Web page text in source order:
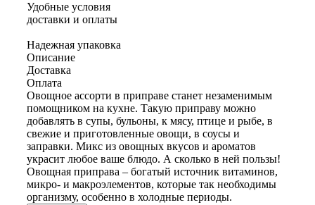
Удобные условия
доставки и оплаты
Надежная упаковка
Описание
Доставка
Оплата
Овощное ассорти в приправе станет незаменимым
помощником на кухне. Такую приправу можно
добавлять в супы, бульоны, к мясу, птице и рыбе, в
свежие и приготовленные овощи, в соусы и
заправки. Микс из овощных вкусов и ароматов
украсит любое ваше блюдо. А сколько в ней пользы!
Овощная приправа – богатый источник витаминов,
микро- и макроэлементов, которые так необходимы
организму, особенно в холодные периоды.